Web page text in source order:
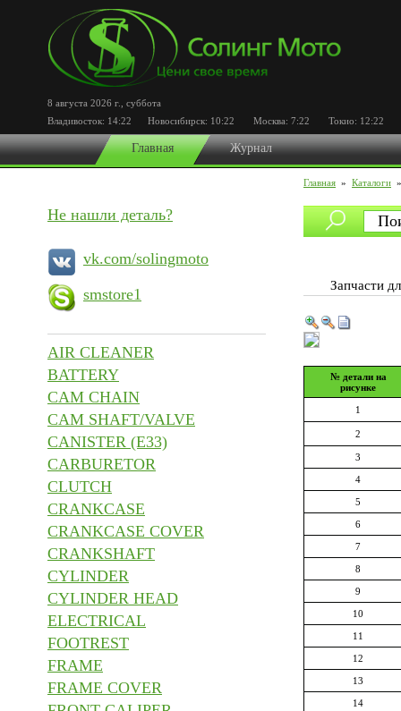
8 августа 2026 г.
суббота
Владивосток: 14:22 Новосибирск: 10:22 Москва: 7:22 Токио: 12:22
Главная Журнал
Главная » Каталоги
Не нашли деталь?
vk.com/solingmoto
smstore1
AIR CLEANER
BATTERY
CAM CHAIN
CAM SHAFT/VALVE
CANISTER (E33)
CARBURETOR
CLUTCH
CRANKCASE
CRANKCASE COVER
CRANKSHAFT
CYLINDER
CYLINDER HEAD
ELECTRICAL
FOOTREST
FRAME
FRAME COVER
Запчасти
№ детали на
рисунке
1
2
3
4
5
6
7
8
9
10
11
12
13
14